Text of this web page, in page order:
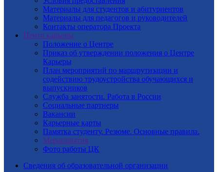
Материалы для студентов и абитуриентов
Материалы для педагогов и руководителей
Контакты оператора Проекта
Центр карьеры
Положение о Центре
Приказ об утверждении положения о Центре
Карьеры
План мероприятий по маршрутизации и
содействию трудоустройства обучающихся и
выпускников
Служба занятости. Работа в России
Социальные партнеры
Вакансии
Карьерные карты
Памятка студенту. Резюме. Основные правила.
Мероприятия
Фото работы ЦК
Сведения об образовательной организации